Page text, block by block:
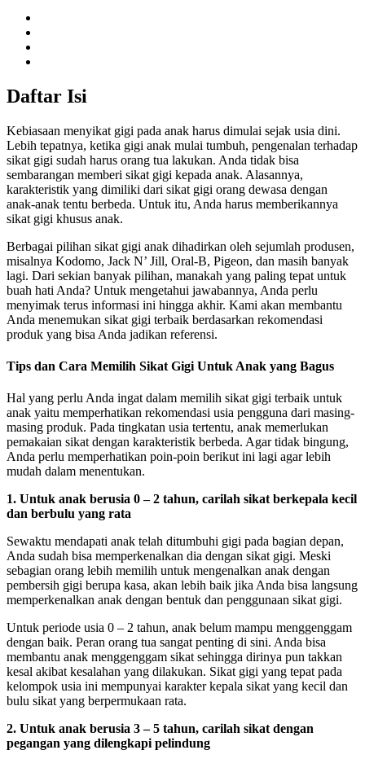
Daftar Isi
Kebiasaan menyikat gigi pada anak harus dimulai sejak usia dini.
Lebih tepatnya, ketika gigi anak mulai tumbuh, pengenalan terhadap
sikat gigi sudah harus orang tua lakukan. Anda tidak bisa
sembarangan memberi sikat gigi kepada anak. Alasannya,
karakteristik yang dimiliki dari sikat gigi orang dewasa dengan
anak-anak tentu berbeda. Untuk itu, Anda harus memberikannya
sikat gigi khusus anak.
Berbagai pilihan sikat gigi anak dihadirkan oleh sejumlah produsen,
misalnya Kodomo, Jack N’ Jill, Oral-B, Pigeon, dan masih banyak
lagi. Dari sekian banyak pilihan, manakah yang paling tepat untuk
buah hati Anda? Untuk mengetahui jawabannya, Anda perlu
menyimak terus informasi ini hingga akhir. Kami akan membantu
Anda menemukan sikat gigi terbaik berdasarkan rekomendasi
produk yang bisa Anda jadikan referensi.
Tips dan Cara Memilih Sikat Gigi Untuk Anak yang Bagus
Hal yang perlu Anda ingat dalam memilih sikat gigi terbaik untuk
anak yaitu memperhatikan rekomendasi usia pengguna dari masing-
masing produk. Pada tingkatan usia tertentu, anak memerlukan
pemakaian sikat dengan karakteristik berbeda. Agar tidak bingung,
Anda perlu memperhatikan poin-poin berikut ini lagi agar lebih
mudah dalam menentukan.
1. Untuk anak berusia 0 – 2 tahun, carilah sikat berkepala kecil
dan berbulu yang rata
Sewaktu mendapati anak telah ditumbuhi gigi pada bagian depan,
Anda sudah bisa memperkenalkan dia dengan sikat gigi. Meski
sebagian orang lebih memilih untuk mengenalkan anak dengan
pembersih gigi berupa kasa, akan lebih baik jika Anda bisa langsung
memperkenalkan anak dengan bentuk dan penggunaan sikat gigi.
Untuk periode usia 0 – 2 tahun, anak belum mampu menggenggam
dengan baik. Peran orang tua sangat penting di sini. Anda bisa
membantu anak menggenggam sikat sehingga dirinya pun takkan
kesal akibat kesalahan yang dilakukan. Sikat gigi yang tepat pada
kelompok usia ini mempunyai karakter kepala sikat yang kecil dan
bulu sikat yang berpermukaan rata.
2. Untuk anak berusia 3 – 5 tahun, carilah sikat dengan
pegangan yang dilengkapi pelindung